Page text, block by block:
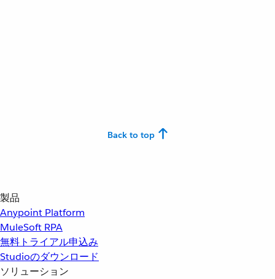
Back to top
製品
Anypoint Platform
MuleSoft RPA
無料トライアル申込み
Studioのダウンロード
ソリューション